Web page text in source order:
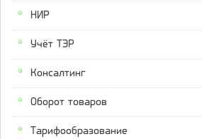
НИР
Учёт ТЭР
Консалтинг
Оборот товаров
Тарифообразование